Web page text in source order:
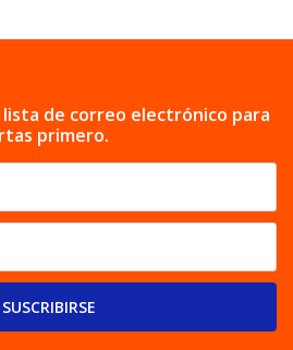
de correo electrónico para
primero.
SUSCRIBIRSE